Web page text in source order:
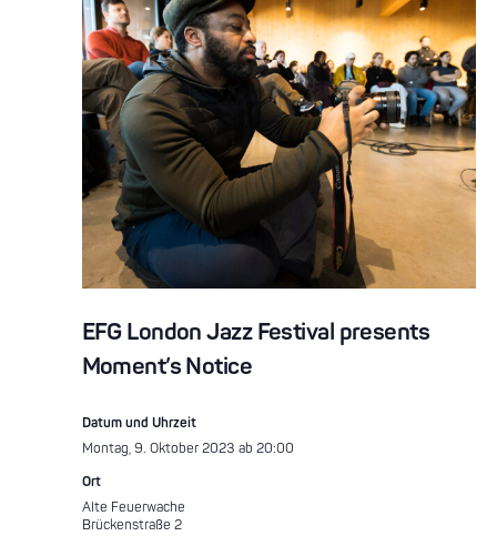
EFG London Jazz Festival presents
Moment’s Notice
Datum und Uhrzeit
Montag, 9. Oktober 2023 ab 20:00
Ort
Alte Feuerwache
Brückenstraße 2